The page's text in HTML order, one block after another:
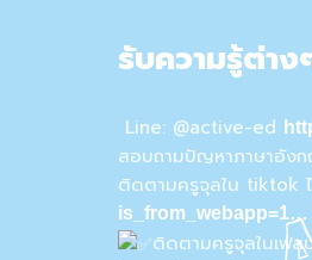
รับความรู้ต่า
Line: @active-ed
สอบถามปัญหาภาษาอัง
ติดตามครูจุลใน tiktok
is_from_webapp=1…
ติดตามครูจุลในเฟส